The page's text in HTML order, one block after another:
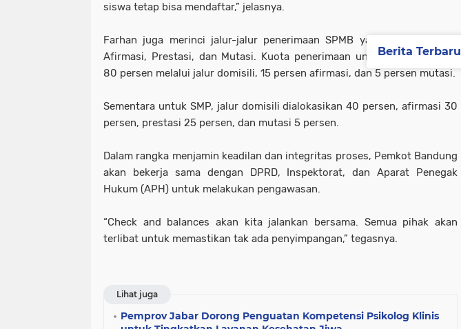
siswa tetap bisa mendaftar,” jelasnya.
Farhan juga merinci jalur-jalur penerimaan SPMB yaitu jalur Domisili,
Afirmasi, Prestasi, dan Mutasi. Kuota penerimaan untuk SD ditetapkan
80 persen melalui jalur domisili, 15 persen afirmasi, dan 5 persen mutasi.
Sementara untuk SMP, jalur domisili dialokasikan 40 persen, afirmasi 30
persen, prestasi 25 persen, dan mutasi 5 persen.
Dalam rangka menjamin keadilan dan integritas proses, Pemkot Bandung
akan bekerja sama dengan DPRD, Inspektorat, dan Aparat Penegak
Hukum (APH) untuk melakukan pengawasan.
“Check and balances akan kita jalankan bersama. Semua pihak akan
terlibat untuk memastikan tak ada penyimpangan,” tegasnya.
Lihat juga
Pemprov Jabar Dorong Penguatan Kompetensi Psikolog Klinis
Berita Terbaru